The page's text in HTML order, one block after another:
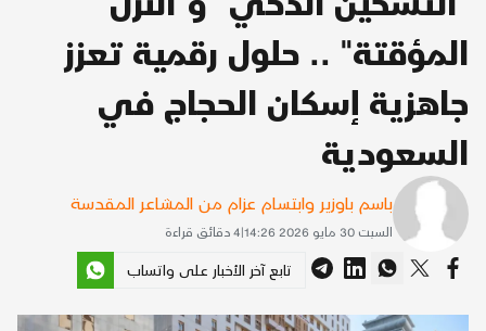
المؤقتة" .. حلول رقمية تعزز
جاهزية إسكان الحجاج في
السعودية
باسم باوزير وابتسام عزام من المشاعر المقدسة
السبت 30 مايو 2026 14:26 |
4 دقائق قراءة
تابع آخر الأخبار على واتساب